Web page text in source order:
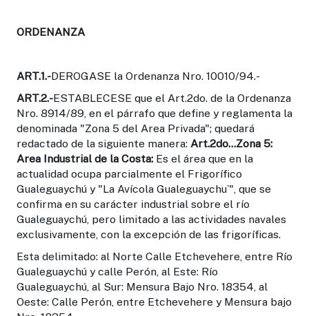
ORDENANZA
ART.1.-DEROGASE la Ordenanza Nro. 10010/94.-
ART.2.-ESTABLECESE que el Art.2do. de la Ordenanza
Nro. 8914/89, en el párrafo que define y reglamenta la
denominada "Zona 5 del Area Privada"; quedará
redactado de la siguiente manera: Art.2do...Zona 5:
Area Industrial de la Costa: Es el área que en la
actualidad ocupa parcialmente el Frigorífico
Gualeguaychú y "La Avícola Gualeguaychu`", que se
confirma en su carácter industrial sobre el río
Gualeguaychú, pero limitado a las actividades navales
exclusivamente, con la excepción de las frigoríficas.
Esta delimitado: al Norte Calle Etchevehere, entre Río
Guale­guaychú y calle Perón, al Este: Río
Gualeguaychú, al Sur: Mensura Bajo Nro. 18354, al
Oeste: Calle Perón, entre Etcheve­here y Mensura bajo